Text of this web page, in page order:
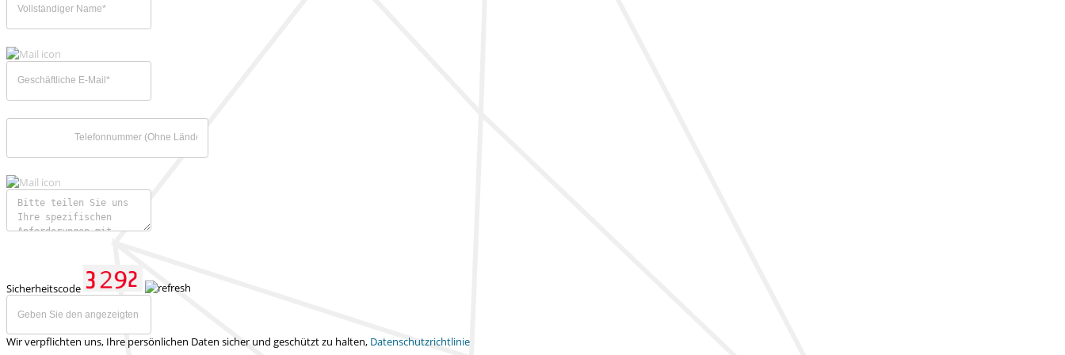
Sicherheitscode
Wir verpflichten uns, Ihre persönlichen Daten sicher und geschützt zu halten, Datenschutzrichtlinie